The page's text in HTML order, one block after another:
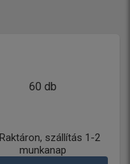
60 db
Raktáron, szállítás 1-2
munkanap